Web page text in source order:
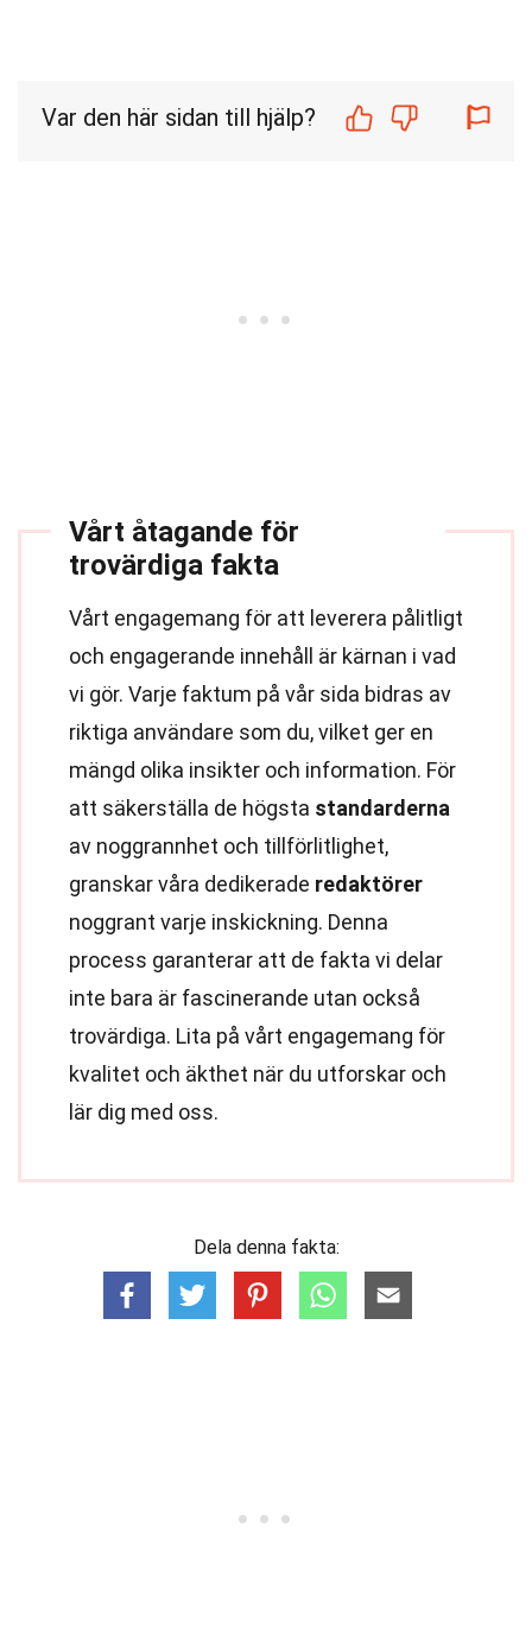
Var den här sidan till hjälp?
Vårt åtagande för
trovärdiga fakta
Vårt engagemang för att leverera pålitligt
och engagerande innehåll är kärnan i vad
vi gör. Varje faktum på vår sida bidras av
riktiga användare som du, vilket ger en
mängd olika insikter och information. För
att säkerställa de högsta standarderna
av noggrannhet och tillförlitlighet,
granskar våra dedikerade redaktörer
noggrant varje inskickning. Denna
process garanterar att de fakta vi delar
inte bara är fascinerande utan också
trovärdiga. Lita på vårt engagemang för
kvalitet och äkthet när du utforskar och
lär dig med oss.
Dela denna fakta: